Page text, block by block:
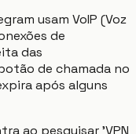
usam VoIP (Voz
de
das
de chamada no
após alguns
ao pesquisar 'VPN